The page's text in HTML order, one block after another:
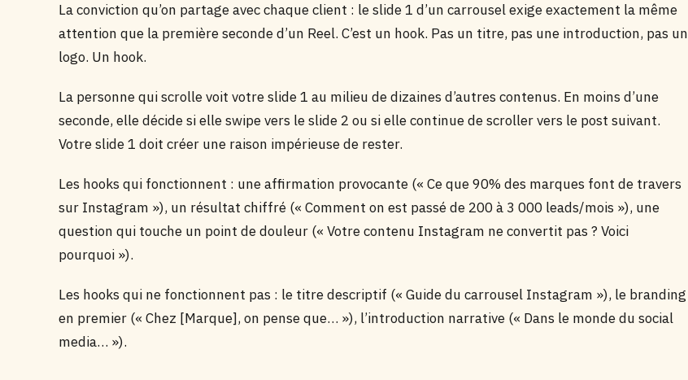
La conviction qu’on partage avec chaque client : le slide 1 d’un carrousel exige exactement la même
attention que la première seconde d’un Reel. C’est un hook. Pas un titre, pas une introduction, pas un
logo. Un hook.
La personne qui scrolle voit votre slide 1 au milieu de dizaines d’autres contenus. En moins d’une
seconde, elle décide si elle swipe vers le slide 2 ou si elle continue de scroller vers le post suivant.
Votre slide 1 doit créer une raison impérieuse de rester.
Les hooks qui fonctionnent : une affirmation provocante (« Ce que 90% des marques font de travers
sur Instagram »), un résultat chiffré (« Comment on est passé de 200 à 3 000 leads/mois »), une
question qui touche un point de douleur (« Votre contenu Instagram ne convertit pas ? Voici
pourquoi »).
Les hooks qui ne fonctionnent pas : le titre descriptif (« Guide du carrousel Instagram »), le branding
en premier (« Chez [Marque], on pense que… »), l’introduction narrative (« Dans le monde du social
media… »).